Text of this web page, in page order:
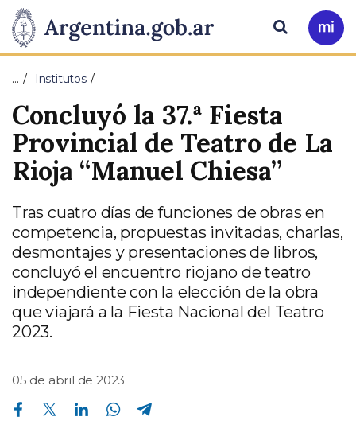
Presidencia
de
la
Nación
Pasar al contenido principal
Ir
a
Buscar
… Institutos
Concluyó la 37.ª Fiesta
Provincial de Teatro de La
Rioja “Manuel Chiesa”
Tras cuatro días de funciones de obras en
competencia, propuestas invitadas, charlas,
desmontajes y presentaciones de libros,
concluyó el encuentro riojano de teatro
independiente con la elección de la obra
que viajará a la Fiesta Nacional del Teatro
2023.
05 de abril de 2023
Compartir en Facebook Compartir en Twitter Compartir en Linkedin Compartir en Whatsapp